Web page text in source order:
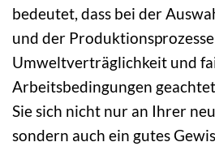
bedeutet, dass bei der
und der
Umweltverträglichkeit und
Arbeitsbedingungen
Sie sich nicht nur an Ihrer
sondern auch ein gutes